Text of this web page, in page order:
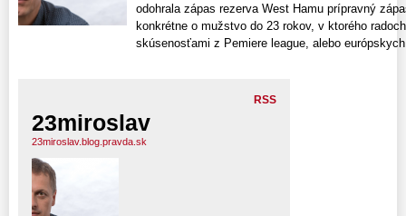
odohrala zápas rezerva West Hamu prípravný
konkrétne o mužstvo do 23 rokov, v ktorého
skúsenosťami z Pemiere league, alebo
RSS
23miroslav
23miroslav.blog.pravda.sk